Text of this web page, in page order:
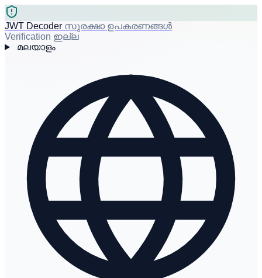
JWT Decoder സുരക്ഷാ ഉപകരണങ്ങൾ
Verification ഇല്ല
മലയാളം